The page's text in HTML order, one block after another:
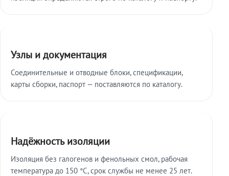
Узлы и документация
Соединительные и отводные блоки, спецификации,
карты сборки, паспорт — поставляются по каталогу.
Надёжность изоляции
Изоляция без галогенов и фенольных смол, рабочая
температура до 150 °C, срок службы не менее 25 лет.